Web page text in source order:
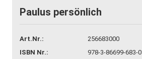
Konto erstellen
Passwort vergessen?
Paulus persönlich
Art.Nr.:
256683000
ISBN Nr.:
978-3-86699-683-0